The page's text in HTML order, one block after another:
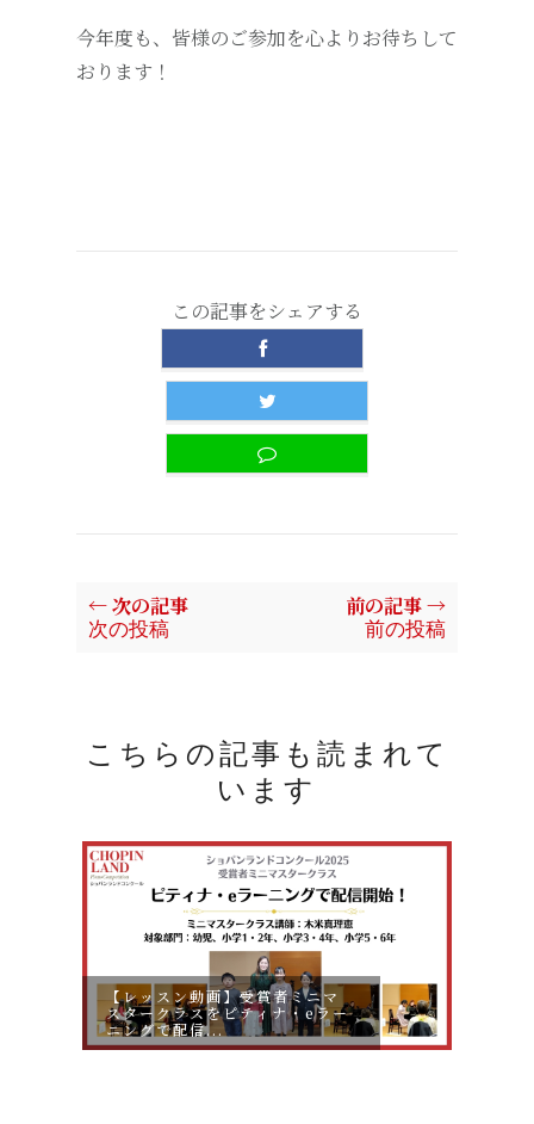
今年度も、皆様のご参加を心よりお待ちして
おります！
この記事をシェアする
← 次の記事
次の投稿
前の記事 →
前の投稿
こちらの記事も読まれて
います
【レッスン動画】受賞者ミニマ
スタークラスをピティナ・eラー
ニングで配信...